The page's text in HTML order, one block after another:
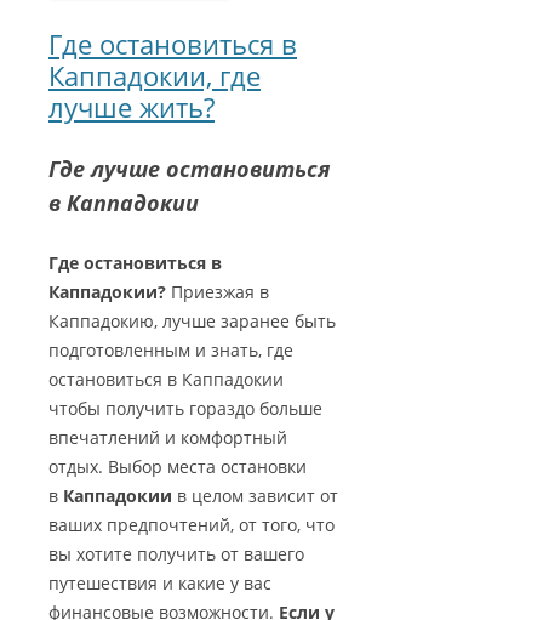
Где остановиться в
Каппадокии, где
лучше жить?
Где лучше остановиться
в Каппадокии
Где остановиться в
Каппадокии? Приезжая в
Каппадокию, лучше заранее быть
подготовленным и знать, где
остановиться в Каппадокии
чтобы получить гораздо больше
впечатлений и комфортный
отдых. Выбор места остановки
в Каппадокии в целом зависит от
ваших предпочтений, от того, что
вы хотите получить от вашего
путешествия и какие у вас
финансовые возможности. Если у